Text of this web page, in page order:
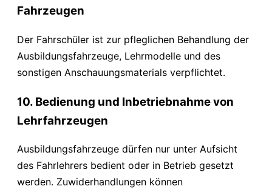
Fahrzeugen
Der Fahrschüler ist zur pfleglichen Behandlung der
Ausbildungsfahrzeuge, Lehrmodelle und des
sonstigen Anschauungsmaterials verpflichtet.
10. Bedienung und Inbetriebnahme von
Lehrfahrzeugen
Ausbildungsfahrzeuge dürfen nur unter Aufsicht
des Fahrlehrers bedient oder in Betrieb gesetzt
werden. Zuwiderhandlungen können